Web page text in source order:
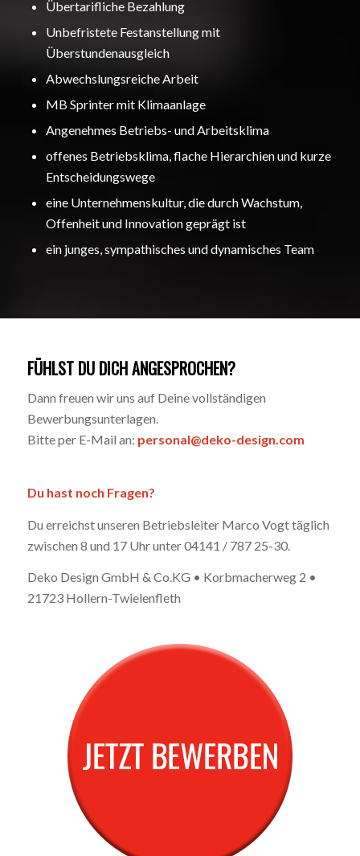
Übertarifliche Bezahlung
Unbefristete Festanstellung mit
Überstundenausgleich
Abwechslungsreiche Arbeit
MB Sprinter mit Klimaanlage
Angenehmes Betriebs- und Arbeitsklima
offenes Betriebsklima, flache Hierarchien und kurze
Entscheidungswege
eine Unternehmenskultur, die durch Wachstum,
Offenheit und Innovation geprägt ist
ein junges, sympathisches und dynamisches Team
FÜHLST DU DICH ANGESPROCHEN?
Dann freuen wir uns auf Deine vollständigen
Bewerbungsunterlagen.
Bitte per E-Mail an: personal@deko-design.com
Du hast noch Fragen?
Du erreichst unseren Betriebsleiter Marco Vogt täglich
zwischen 8 und 17 Uhr unter 04141 / 787 25-30.
Deko Design GmbH & Co.KG • Korbmacherweg 2 •
21723 Hollern-Twielenfleth